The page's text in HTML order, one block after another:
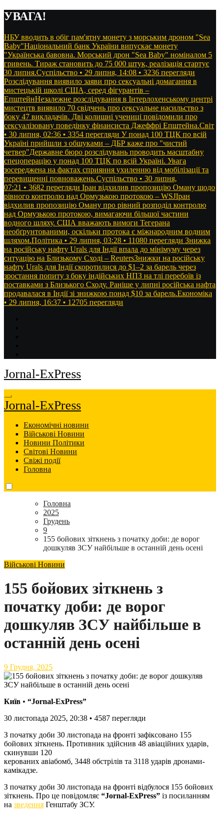
Перейти
до
УВАГА!
НБУ вводить в обіг пам'ятну монету з морським дроном "Sea
Baby"Національний банк України випускає монету
"Українська бавовна. Морський дрон "Sea Baby" номіналом 5
гривень. Тираж становить до 75 000 штук, реалізація стартує
30 липня.Суспільство • 29 липня, 14:08 • 3236 перегляди
Розслідування виявило заяви про сексуальні домагання в
мистецькій школі США, серед фігурантів –
ЕпштейнНезалежне розслідування в Інтерлохенському центрі
мистецтв виявило 70 свідчень про сексуальне насильство з
боку 47 викладачів. Дві колишні учениці повідомили про
сексуалізовану поведінку фінансиста Джеффрі Епштейна.Світ
• 30 липня, 02:36 • 3354 перегляди У понад 100 ТЦК по всій
Україні прийшли з обшуками – ДБР каже про "чистий
четвер"Державне бюро розслідувань проводить масштабну
спецоперацію у понад 100 ТЦК по всій Україні. Увага
зосереджена на фактах сприяння ухиленню від мобілізації та
перевищенні повноважень.Суспільство • 30 липня,
07:21 • 3682 перегляди Іран відхилив пропозицію Оману щодо
рівного контролю над Ормузькою протокою – WSJІран
відхилив пропозицію Оману про рівний розподіл контролю
над Ормузькою протокою, вимагаючи більшої частини
водного шляху. США вважають вимоги Тегерана
необґрунтованими, оскільки протока є міжнародним водним
шляхом.Політика • 29 липня, 03:28 • 11080 перегляди Знижка
на російську нафту Urals для Індії впала до мінімуму через
ситуацію на Близькому Сході – ReutersЗнижки на російську
нафту Urals для Індії скоротилися до $1–2 за барель через
зростання попиту з боку індійських НПЗ на тлі перебоїв із
поставками з Близького Сходу. Раніше у липні російська нафта
продавалася в Індії зі знижкою понад $10 за барель.Економіка
• 29 липня, 16:37 • 12705 перегляди
Jornal-ExPress
Jornal-ExPress
Економічні новини
Військові Новини
Новини Політики
Світові Новини
Свіжі події
Головна
Головна
2025
Грудень
9
155 бойових зіткнень з початку доби: де ворог
дошкуляв ЗСУ найбільше в останній день осені
Військові Новини
155 бойових зіткнень з
початку доби: де ворог
дошкуляв ЗСУ найбільше в
останній день осені
9 Грудня, 2025
Київ • “Jornal-ExPress”
30 листопада 2025, 20:38 • 4587 перегляди
З початку доби 30 листопада на фронті зафіксовано 155
бойових зіткнень. Противник здійснив 48 авіаційних ударів,
скинувши 120
керованих авіабомб, 3448 обстрілів та 3118 ударів дронами-
камікадзе.
З початку доби 30 листопада на фронті відбулося 155 бойових
зіткнень. Про це повідомляє “Jornal-ExPress” із посиланням
на зведення Генштабу ЗСУ.